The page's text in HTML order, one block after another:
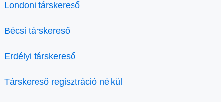
Londoni társkereső
Bécsi társkereső
Erdélyi társkereső
Társkereső regisztráció nélkül